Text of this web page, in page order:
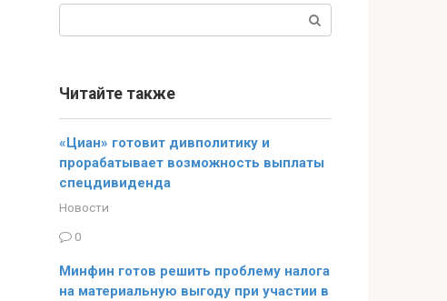
Читайте также
«Циан» готовит дивполитику и
прорабатывает возможность выплаты
спецдивиденда
Новости
0
Минфин готов решить проблему налога
на материальную выгоду при участии в